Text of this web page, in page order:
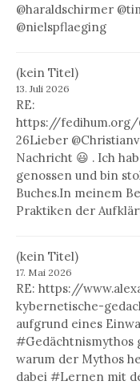
@haraldschirmer
@nielspflaeging
(kein Titel)
13. Juli 2026
RE:
https://fedihum.org/
26Lieber
Nachricht 😃 . Ich
genossen und bin
Buches.In meinem
Praktiken der
(kein Titel)
17. Mai 2026
RE: https://
kybernetische-
aufgrund eines
#Gedächtnismythos
warum der Mythos
dabei #Lernen mit